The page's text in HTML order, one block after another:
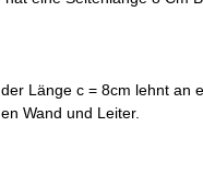
Länge c = 8cm lehnt an
Wand und Leiter.